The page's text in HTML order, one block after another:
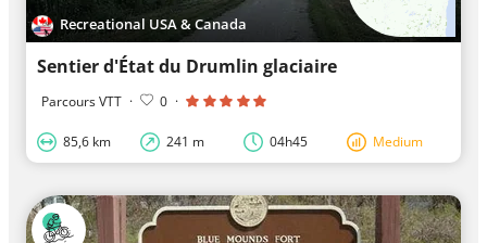
Recreational USA & Canada
Sentier d'État du Drumlin glaciaire
Parcours VTT · 0 ·
85,6 km 241 m 04h45 Medium